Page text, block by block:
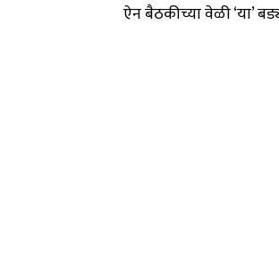
ऐन बैठकीच्या वेळी ‘या’